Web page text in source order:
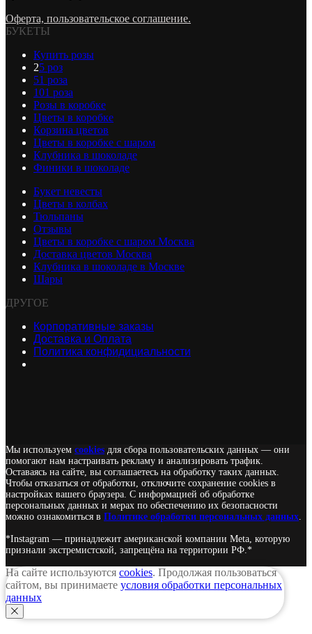
Оферта, пользовательское соглашение.
БУКЕТЫ
Купить розы
25 роз
51 роза
101 роза
Розы в коробке
Цветы в коробке
Корзина цветов
Цветы в коробке с шаром
Клубника в шоколаде
Финики в шоколаде
Букет невесты
Цветы в колбах
Тюльпаны
Отзывы
Цветы в коробке с шаром Москва
Доставка цветов Москва
Клубника в шоколаде в Москве
Шары
ДРУГОЕ
Корпоративные заказы
Доставка и Оплата
Политика конфидициальности
Мы используем cookies для сбора пользовательских данных — они
помогают нам настраивать рекламу и анализировать трафик.
Оставаясь на сайте, вы соглашаетесь на обработку таких данных.
Чтобы отказаться от обработки, отключите сохранение cookies в
настройках вашего браузера. С информацией об обработке
персональных данных и мерах по обеспечению их безопасности
можно ознакомиться в Политике обработки персональных данных
*Instagram — принадлежит американской компании Meta, которую
признали экстремистской, запрещёна на территории РФ.*
На сайте используются cookies. Продолжая пользоваться
сайтом, вы принимаете условия обработки персональных
данных